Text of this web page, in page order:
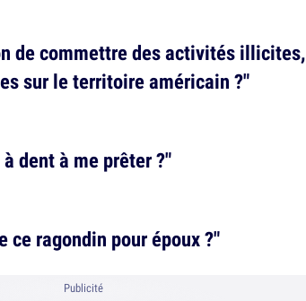
de commettre des activités illicites,
sur le territoire américain ?"
dent à me prêter ?"
ce ragondin pour époux ?"
Publicité